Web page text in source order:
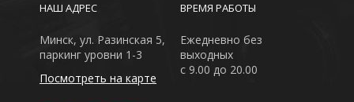
ВРЕМЯ РАБОТЫ
Ежедневно без
выходных
с 9.00 до 20.00
НАШ АДРЕС
Минск, ул. Разинская 5,
паркинг уровни 1-3
Посмотреть на карте